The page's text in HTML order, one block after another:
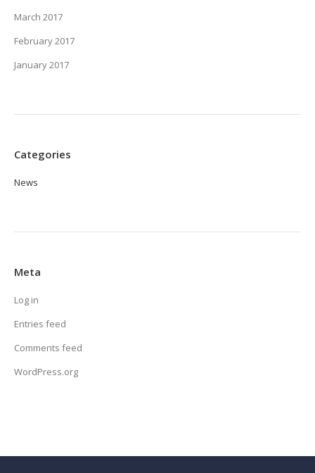
March 2017
February 2017
January 2017
Categories
News
Meta
Log in
Entries feed
Comments feed
WordPress.org